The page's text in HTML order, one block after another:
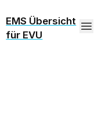
EMS Übersicht
für EVU